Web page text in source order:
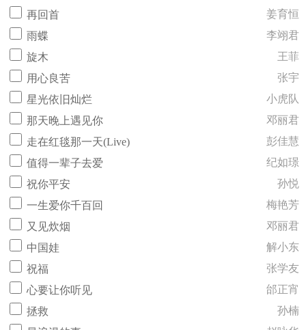
再回首
姜育恒
雨蝶
李翊君
旋木
王菲
用心良苦
张宇
星光依旧灿烂
小虎队
那天晚上遇见你
邓丽君
走在红毯那一天(Live)
彭佳慧
值得一辈子去爱
纪如璟
祝你平安
孙悦
一生爱你千百回
梅艳芳
又见炊烟
邓丽君
中国娃
解小东
祝福
张学友
心要让你听见
邰正宵
拯救
孙楠